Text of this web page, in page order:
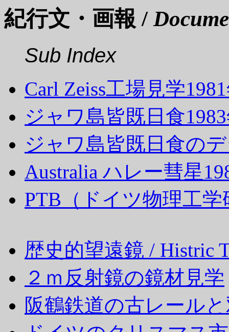
紀行文・画報 /
Sub Index
Carl Zeiss工場見学
ジャワ島皆既日食
ジャワ島皆既日食の
Australia ハレー彗星
PTB（ドイツ物理工
歴史的望遠鏡 / Histric
２ｍ反射鏡の鏡材見学
阪鶴鉄道の古レール